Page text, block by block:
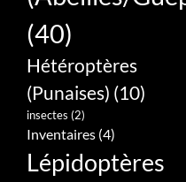
(40)
Hétéroptères
(Punaises) (10)
insectes (2)
Inventaires (4)
Lépidoptères